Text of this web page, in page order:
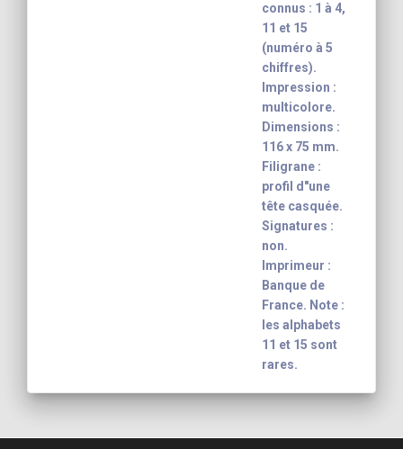
connus : 1 à 4,
11 et 15
(numéro à 5
chiffres).
Impression :
multicolore.
Dimensions :
116 x 75 mm.
Filigrane :
profil d"une
tête casquée.
Signatures :
non.
Imprimeur :
Banque de
France. Note :
les alphabets
11 et 15 sont
rares.